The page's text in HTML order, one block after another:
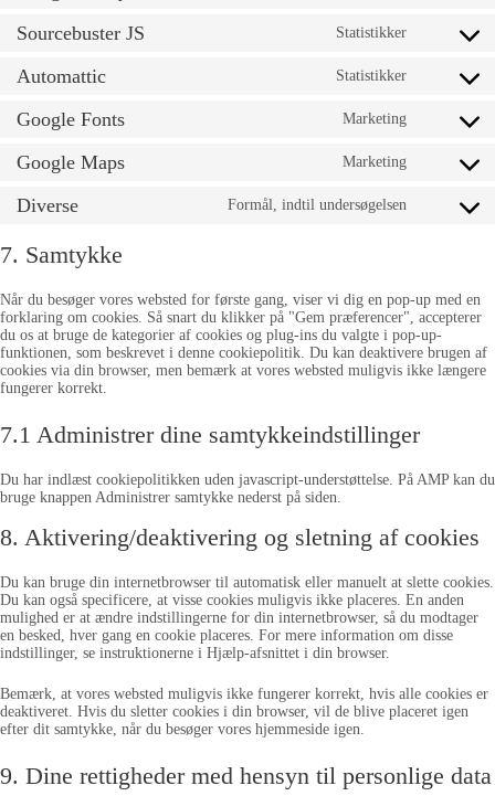
Sourcebuster JS
Statistikker
Automattic Statistikker
Google Fonts Marketing
Google Maps Marketing
Diverse Formål, indtil undersøgelsen
7. Samtykke
Når du besøger vores websted for første gang, viser vi dig en pop-up med en
forklaring om cookies. Så snart du klikker på "Gem præferencer", accepterer
du os at bruge de kategorier af cookies og plug-ins du valgte i pop-up-
funktionen, som beskrevet i denne cookiepolitik. Du kan deaktivere brugen af ​​
cookies via din browser, men bemærk at vores websted muligvis ikke længere
fungerer korrekt.
7.1 Administrer dine samtykkeindstillinger
Du har indlæst cookiepolitikken uden javascript-understøttelse. På AMP kan du
bruge knappen Administrer samtykke nederst på siden.
8. Aktivering/deaktivering og sletning af cookies
Du kan bruge din internetbrowser til automatisk eller manuelt at slette cookies.
Du kan også specificere, at visse cookies muligvis ikke placeres. En anden
mulighed er at ændre indstillingerne for din internetbrowser, så du modtager
en besked, hver gang en cookie placeres. For mere information om disse
indstillinger, se instruktionerne i Hjælp-afsnittet i din browser.
Bemærk, at vores websted muligvis ikke fungerer korrekt, hvis alle cookies er
deaktiveret. Hvis du sletter cookies i din browser, vil de blive placeret igen
efter dit samtykke, når du besøger vores hjemmeside igen.
9. Dine rettigheder med hensyn til personlige data